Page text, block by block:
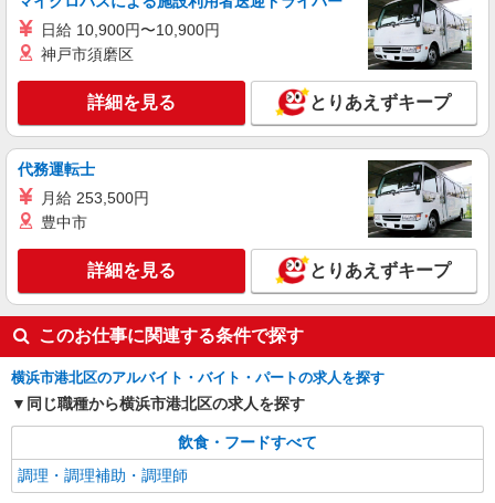
＋150円神奈川県横浜市港北区北新横浜1-4-8
詳細を見る
すき家 小机駅前店
すき家の店舗スタッフ（接客・調理・清掃な
時給1,250円 ※22:00〜翌5:00：時給1,563円 ※
高校生時給1,225円 ※早朝手当（5:00〜9:00）時給
＋150円
神奈川県横浜市港北区小机町2541 神本ビル
1F
キープ
日給 10,900円〜10,900円
神戸市須磨区
詳細を見る とりあえずキープ
代務運転士
月給 253,500円
豊中市
詳細を見る とりあえずキープ
このお仕事に関連する条件で探す
横浜市港北区のアルバイト・バイト・パートの求人を探す
同じ職種から横浜市港北区の求人を探す
飲食・フードすべて
調理・調理補助・調理師